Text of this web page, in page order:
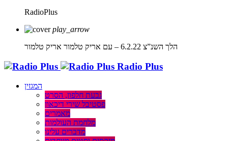
RadioPlus
play_arrow
הלך השנ”צ 6.2.22 – עם אריק טלמור
אריק טלמור
Radio Plus
המגזין
גבעת חלפון, הסרט
פסטיבל שירי דיכאון
מאמרים
מלחמת העולמות
מדברים עלינו